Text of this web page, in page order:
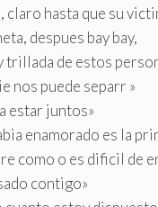
claro hasta que su
despues bay bay,
trillada de estos
nos puede separr »
estar juntos»
enamorado es la
como o es dificil de
contigo»